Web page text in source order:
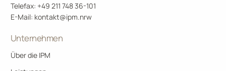
Telefax: +49 211 748 36-101
E-Mail: kontakt@ipm.nrw
Unternehmen
Über die IPM